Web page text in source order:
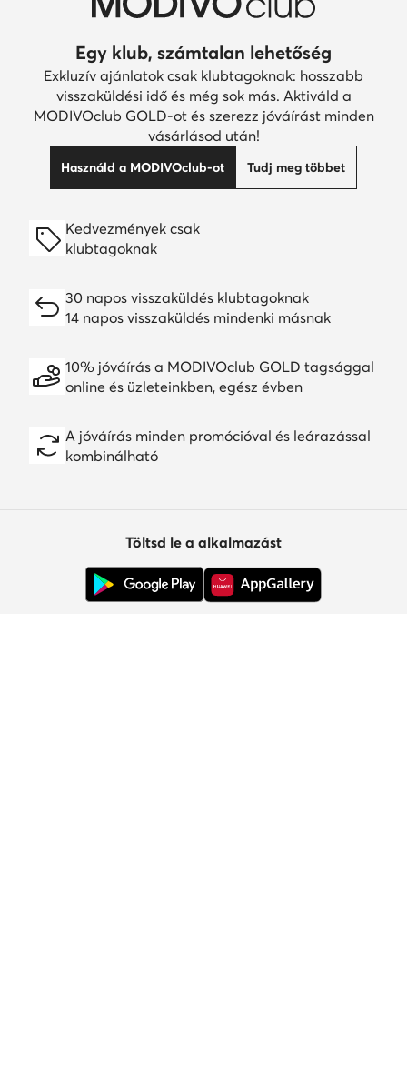
Egy klub, számtalan lehetőség
Exkluzív ajánlatok csak klubtagoknak: hosszabb
visszaküldési idő és még sok más. Aktiváld a
MODIVOclub GOLD-ot és szerezz jóváírást minden
vásárlásod után!
Használd a MODIVOclub-ot Tudj meg többet
Kedvezmények csak
klubtagoknak
30 napos visszaküldés klubtagoknak
14 napos visszaküldés mindenki másnak
10% jóváírás a MODIVOclub GOLD tagsággal
online és üzleteinkben, egész évben
A jóváírás minden promócióval és leárazással
kombinálható
Töltsd le a alkalmazást